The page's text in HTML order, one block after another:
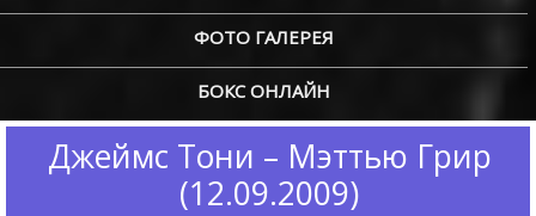
ФОТО ГАЛЕРЕЯ
БОКС ОНЛАЙН
Джеймс Тони – Мэттью Грир
(12.09.2009)